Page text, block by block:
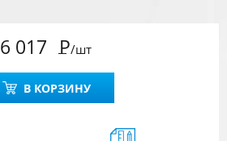
6 017 Р/шт
В КОРЗИНУ